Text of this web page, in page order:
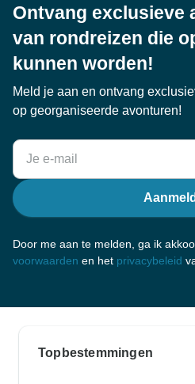
Ontvang exclusieve
van rondreizen die
kunnen worden!
Meld je aan en ontvang
op georganiseerde avonturen!
Door me aan te melden, ga ik
voorwaarden en het privacybeleid
Topbestemmingen